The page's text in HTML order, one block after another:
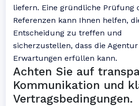
liefern. Eine gründliche Prüfung
Referenzen kann Ihnen helfen,
Entscheidung zu treffen und
sicherzustellen, dass die
Erwartungen erfüllen kann.
Achten Sie auf
Kommunikation und
Vertragsbedingungen.